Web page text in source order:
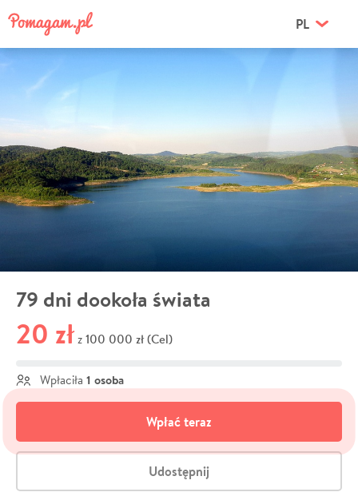
PL
79 dni dookoła świata
20 zł z 100 000 zł (Cel)
Wpłaciła 1 osoba
Wpłać teraz
Udostępnij